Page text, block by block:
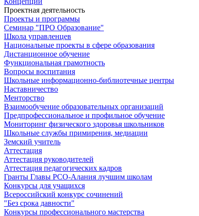
Проектная деятельность
Проекты и программы
Семинар "ПРО Образование"
Школа управленцев
Национальные проекты в сфере образования
Дистанционное обучение
Функциональная грамотность
Вопросы воспитания
Школьные информационно-библиотечные центры
Наставничество
Менторство
Взаимообучение образовательных организаций
Предпрофессиональное и профильное обучение
Мониторинг физического здоровья школьников
Школьные службы примирения, медиации
Земский учитель
Аттестация
Аттестация руководителей
Аттестация педагогических кадров
Гранты Главы РСО-Алания лучшим школам
Конкурсы для учащихся
Всероссийский конкурс сочинений
"Без срока давности"
Конкурсы профессионального мастерства